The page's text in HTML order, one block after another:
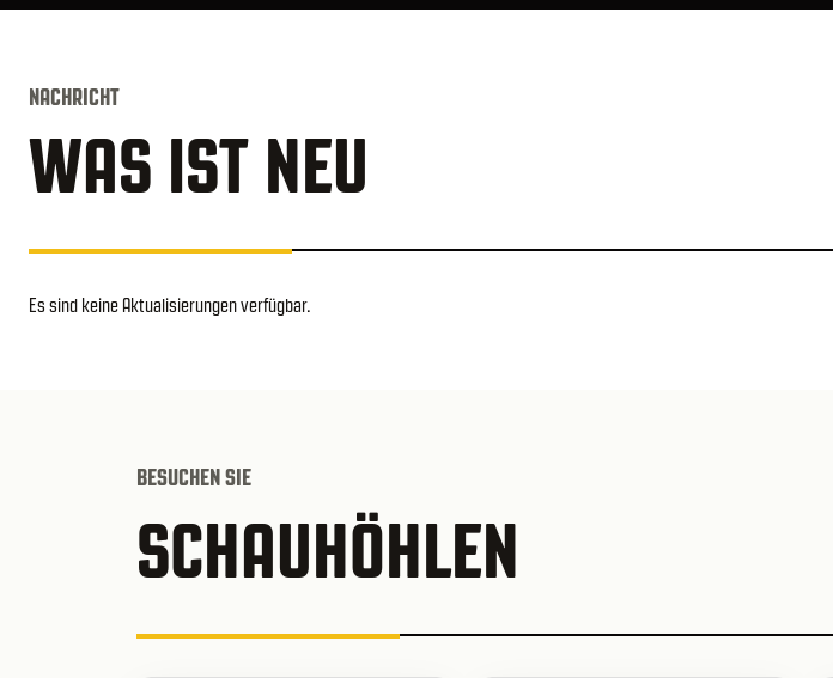
NACHRICHT
WAS IST NEU
Es sind keine Aktualisierungen verfügbar.
BESUCHEN SIE
SCHAUHÖHLEN